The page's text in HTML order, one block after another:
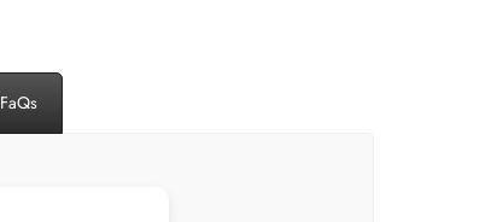
FaQs